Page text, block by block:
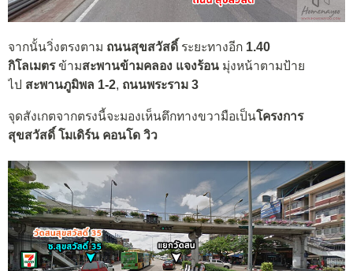
จากนั้นวิ่งตรงตาม ถนนสุขสวัสดิ์ ระยะทางอีก 1.40
กิโลเมตรข้ามสะพานข้ามคลอง แจงร้อน มุ่งหน้าตามป้าย
ไป สะพานภูมิพล 1-2, ถนนพระราม 3
จุดสังเกตจากตรงนี้จะมองเห็นตึกทางขวามือเป็นโครงการ
สุขสวัสดิ์ โมเดิร์น คอนโด วิว